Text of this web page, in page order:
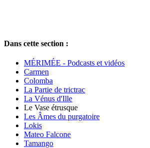
Dans cette section :
MÉRIMÉE - Podcasts et vidéos
Carmen
Colomba
La Partie de trictrac
La Vénus d'Ille
Le Vase étrusque
Les Âmes du purgatoire
Lokis
Mateo Falcone
Tamango